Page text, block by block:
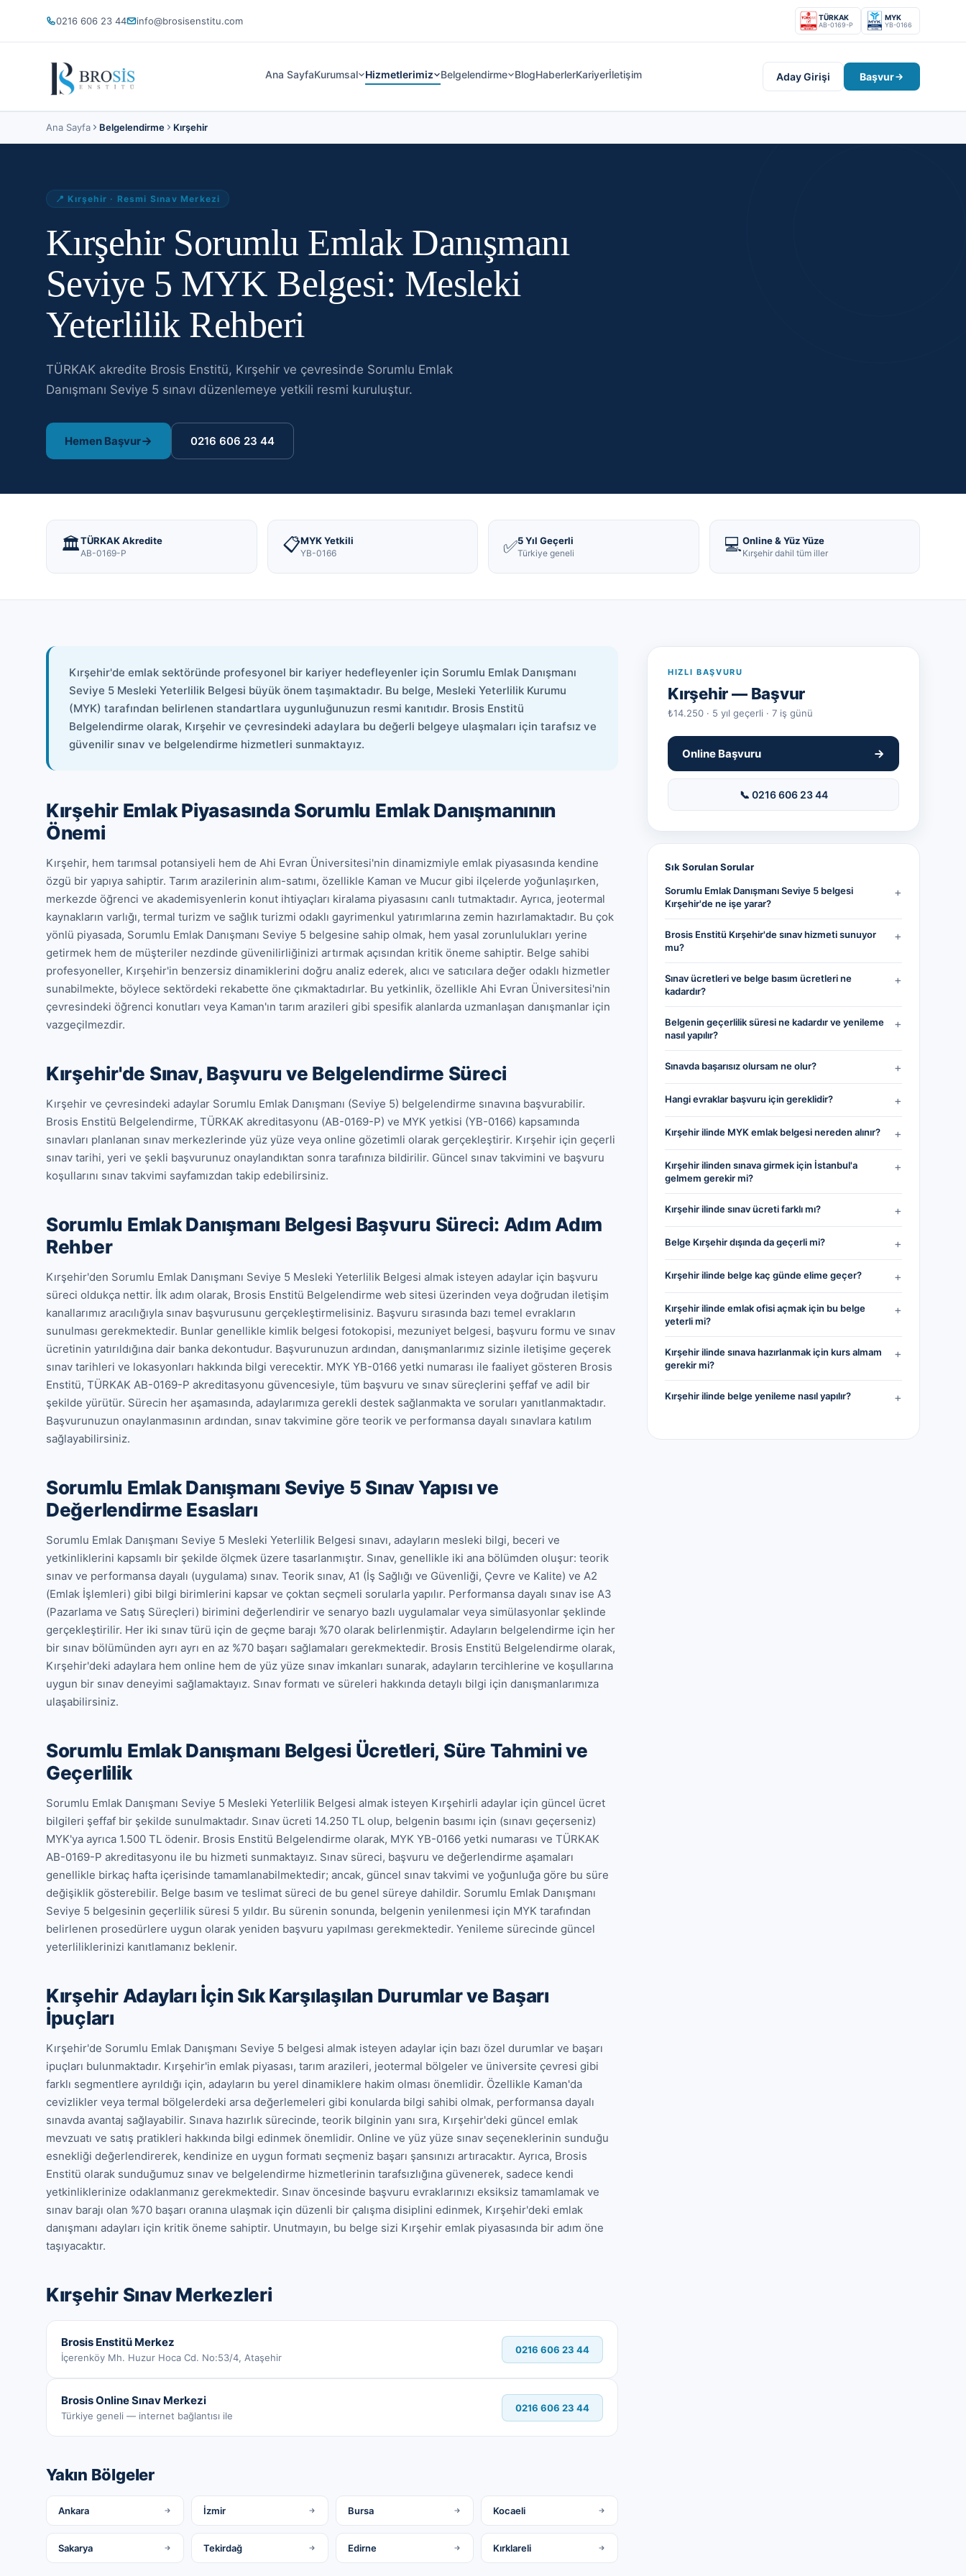
0216 606 23 44 info@brosisenstitu.com TÜRKAK
AB-0169-P
MYK
YB-0166
Ana SayfaKurumsal Hizmetlerimiz Belgelendirme BlogHaberlerKariyerİletişim Aday Girişi Başvur
Ana Sayfa Belgelendirme Kırşehir
📍 Kırşehir · Resmi Sınav Merkezi
Kırşehir Sorumlu Emlak Danışmanı
Seviye 5 MYK Belgesi: Mesleki
Yeterlilik Rehberi
TÜRKAK akredite Brosis Enstitü, Kırşehir ve çevresinde Sorumlu Emlak
Danışmanı Seviye 5 sınavı düzenlemeye yetkili resmi kuruluştur.
Hemen Başvur 0216 606 23 44
🏛️TÜRKAK Akredite
AB-0169-P 📋MYK Yetkili
YB-0166 ✅5 Yıl Geçerli
Türkiye geneli 💻Online & Yüz Yüze
Kırşehir dahil tüm iller
Kırşehir'de emlak sektöründe profesyonel bir kariyer hedefleyenler için Sorumlu Emlak Danışmanı
Seviye 5 Mesleki Yeterlilik Belgesi büyük önem taşımaktadır. Bu belge, Mesleki Yeterlilik Kurumu
(MYK) tarafından belirlenen standartlara uygunluğunuzun resmi kanıtıdır. Brosis Enstitü
Belgelendirme olarak, Kırşehir ve çevresindeki adaylara bu değerli belgeye ulaşmaları için tarafsız ve
güvenilir sınav ve belgelendirme hizmetleri sunmaktayız.
Kırşehir Emlak Piyasasında Sorumlu Emlak Danışmanının
Önemi
Kırşehir, hem tarımsal potansiyeli hem de Ahi Evran Üniversitesi'nin dinamizmiyle emlak piyasasında kendine
özgü bir yapıya sahiptir. Tarım arazilerinin alım-satımı, özellikle Kaman ve Mucur gibi ilçelerde yoğunlaşırken,
merkezde öğrenci ve akademisyenlerin konut ihtiyaçları kiralama piyasasını canlı tutmaktadır. Ayrıca, jeotermal
kaynakların varlığı, termal turizm ve sağlık turizmi odaklı gayrimenkul yatırımlarına zemin hazırlamaktadır. Bu çok
yönlü piyasada, Sorumlu Emlak Danışmanı Seviye 5 belgesine sahip olmak, hem yasal zorunlulukları yerine
getirmek hem de müşteriler nezdinde güvenilirliğinizi artırmak açısından kritik öneme sahiptir. Belge sahibi
profesyoneller, Kırşehir'in benzersiz dinamiklerini doğru analiz ederek, alıcı ve satıcılara değer odaklı hizmetler
sunabilmekte, böylece sektördeki rekabette öne çıkmaktadırlar. Bu yetkinlik, özellikle Ahi Evran Üniversitesi'nin
çevresindeki öğrenci konutları veya Kaman'ın tarım arazileri gibi spesifik alanlarda uzmanlaşan danışmanlar için
vazgeçilmezdir.
Kırşehir'de Sınav, Başvuru ve Belgelendirme Süreci
Kırşehir ve çevresindeki adaylar Sorumlu Emlak Danışmanı (Seviye 5) belgelendirme sınavına başvurabilir.
Brosis Enstitü Belgelendirme, TÜRKAK akreditasyonu (AB-0169-P) ve MYK yetkisi (YB-0166) kapsamında
sınavları planlanan sınav merkezlerinde yüz yüze veya online gözetimli olarak gerçekleştirir. Kırşehir için geçerli
sınav tarihi, yeri ve şekli başvurunuz onaylandıktan sonra tarafınıza bildirilir. Güncel sınav takvimini ve başvuru
koşullarını sınav takvimi sayfamızdan takip edebilirsiniz.
Sorumlu Emlak Danışmanı Belgesi Başvuru Süreci: Adım Adım
Rehber
Kırşehir'den Sorumlu Emlak Danışmanı Seviye 5 Mesleki Yeterlilik Belgesi almak isteyen adaylar için başvuru
süreci oldukça nettir. İlk adım olarak, Brosis Enstitü Belgelendirme web sitesi üzerinden veya doğrudan iletişim
kanallarımız aracılığıyla sınav başvurusunu gerçekleştirmelisiniz. Başvuru sırasında bazı temel evrakların
sunulması gerekmektedir. Bunlar genellikle kimlik belgesi fotokopisi, mezuniyet belgesi, başvuru formu ve sınav
ücretinin yatırıldığına dair banka dekontudur. Başvurunuzun ardından, danışmanlarımız sizinle iletişime geçerek
sınav tarihleri ve lokasyonları hakkında bilgi verecektir. MYK YB-0166 yetki numarası ile faaliyet gösteren Brosis
Enstitü, TÜRKAK AB-0169-P akreditasyonu güvencesiyle, tüm başvuru ve sınav süreçlerini şeffaf ve adil bir
şekilde yürütür. Sürecin her aşamasında, adaylarımıza gerekli destek sağlanmakta ve soruları yanıtlanmaktadır.
Başvurunuzun onaylanmasının ardından, sınav takvimine göre teorik ve performansa dayalı sınavlara katılım
sağlayabilirsiniz.
Sorumlu Emlak Danışmanı Seviye 5 Sınav Yapısı ve
Değerlendirme Esasları
Sorumlu Emlak Danışmanı Seviye 5 Mesleki Yeterlilik Belgesi sınavı, adayların mesleki bilgi, beceri ve
yetkinliklerini kapsamlı bir şekilde ölçmek üzere tasarlanmıştır. Sınav, genellikle iki ana bölümden oluşur: teorik
sınav ve performansa dayalı (uygulama) sınav. Teorik sınav, A1 (İş Sağlığı ve Güvenliği, Çevre ve Kalite) ve A2
(Emlak İşlemleri) gibi bilgi birimlerini kapsar ve çoktan seçmeli sorularla yapılır. Performansa dayalı sınav ise A3
(Pazarlama ve Satış Süreçleri) birimini değerlendirir ve senaryo bazlı uygulamalar veya simülasyonlar şeklinde
gerçekleştirilir. Her iki sınav türü için de geçme barajı %70 olarak belirlenmiştir. Adayların belgelendirme için her
bir sınav bölümünden ayrı ayrı en az %70 başarı sağlamaları gerekmektedir. Brosis Enstitü Belgelendirme olarak,
Kırşehir'deki adaylara hem online hem de yüz yüze sınav imkanları sunarak, adayların tercihlerine ve koşullarına
uygun bir sınav deneyimi sağlamaktayız. Sınav formatı ve süreleri hakkında detaylı bilgi için danışmanlarımıza
ulaşabilirsiniz.
Sorumlu Emlak Danışmanı Belgesi Ücretleri, Süre Tahmini ve
Geçerlilik
Sorumlu Emlak Danışmanı Seviye 5 Mesleki Yeterlilik Belgesi almak isteyen Kırşehirli adaylar için güncel ücret
bilgileri şeffaf bir şekilde sunulmaktadır. Sınav ücreti 14.250 TL olup, belgenin basımı için (sınavı geçerseniz)
MYK'ya ayrıca 1.500 TL ödenir. Brosis Enstitü Belgelendirme olarak, MYK YB-0166 yetki numarası ve TÜRKAK
AB-0169-P akreditasyonu ile bu hizmeti sunmaktayız. Sınav süreci, başvuru ve değerlendirme aşamaları
genellikle birkaç hafta içerisinde tamamlanabilmektedir; ancak, güncel sınav takvimi ve yoğunluğa göre bu süre
değişiklik gösterebilir. Belge basım ve teslimat süreci de bu genel süreye dahildir. Sorumlu Emlak Danışmanı
Seviye 5 belgesinin geçerlilik süresi 5 yıldır. Bu sürenin sonunda, belgenin yenilenmesi için MYK tarafından
belirlenen prosedürlere uygun olarak yeniden başvuru yapılması gerekmektedir. Yenileme sürecinde güncel
yeterliliklerinizi kanıtlamanız beklenir.
Kırşehir Adayları İçin Sık Karşılaşılan Durumlar ve Başarı
İpuçları
Kırşehir'de Sorumlu Emlak Danışmanı Seviye 5 belgesi almak isteyen adaylar için bazı özel durumlar ve başarı
ipuçları bulunmaktadır. Kırşehir'in emlak piyasası, tarım arazileri, jeotermal bölgeler ve üniversite çevresi gibi
farklı segmentlere ayrıldığı için, adayların bu yerel dinamiklere hakim olması önemlidir. Özellikle Kaman'da
cevizlikler veya termal bölgelerdeki arsa değerlemeleri gibi konularda bilgi sahibi olmak, performansa dayalı
sınavda avantaj sağlayabilir. Sınava hazırlık sürecinde, teorik bilginin yanı sıra, Kırşehir'deki güncel emlak
mevzuatı ve satış pratikleri hakkında bilgi edinmek önemlidir. Online ve yüz yüze sınav seçeneklerinin sunduğu
esnekliği değerlendirerek, kendinize en uygun formatı seçmeniz başarı şansınızı artıracaktır. Ayrıca, Brosis
Enstitü olarak sunduğumuz sınav ve belgelendirme hizmetlerinin tarafsızlığına güvenerek, sadece kendi
yetkinliklerinize odaklanmanız gerekmektedir. Sınav öncesinde başvuru evraklarınızı eksiksiz tamamlamak ve
sınav barajı olan %70 başarı oranına ulaşmak için düzenli bir çalışma disiplini edinmek, Kırşehir'deki emlak
danışmanı adayları için kritik öneme sahiptir. Unutmayın, bu belge sizi Kırşehir emlak piyasasında bir adım öne
taşıyacaktır.
KırşehirSınav Merkezleri
Brosis Enstitü Merkez
İçerenköy Mh. Huzur Hoca Cd. No:53/4, Ataşehir
0216 606 23 44
Brosis Online Sınav Merkezi
Türkiye geneli — internet bağlantısı ile
0216 606 23 44
Yakın Bölgeler
Ankara İzmir Bursa Kocaeli
Sakarya Tekirdağ Edirne Kırklareli
HIZLI BAŞVURU
Kırşehir— Başvur
₺14.250 · 5 yıl geçerli · 7 iş günü
Online Başvuru
📞 0216 606 23 44
Sık Sorulan Sorular
Sorumlu Emlak Danışmanı Seviye 5 belgesi
Kırşehir'de ne işe yarar?
+
Brosis Enstitü Kırşehir'de sınav hizmeti sunuyor
mu?
+
Sınav ücretleri ve belge basım ücretleri ne
kadardır?
+
Belgenin geçerlilik süresi ne kadardır ve yenileme
nasıl yapılır?
+
Sınavda başarısız olursam ne olur? +
Hangi evraklar başvuru için gereklidir? +
Kırşehir ilinde MYK emlak belgesi nereden alınır? +
Kırşehir ilinden sınava girmek için İstanbul'a
gelmem gerekir mi?
+
Kırşehir ilinde sınav ücreti farklı mı? +
Belge Kırşehir dışında da geçerli mi? +
Kırşehir ilinde belge kaç günde elime geçer? +
Kırşehir ilinde emlak ofisi açmak için bu belge
yeterli mi?
+
Kırşehir ilinde sınava hazırlanmak için kurs almam
gerekir mi?
+
Kırşehir ilinde belge yenileme nasıl yapılır? +